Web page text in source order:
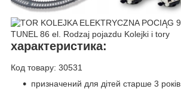
характеристика:
Код товару: 30531
призначений для дітей старше 3 років